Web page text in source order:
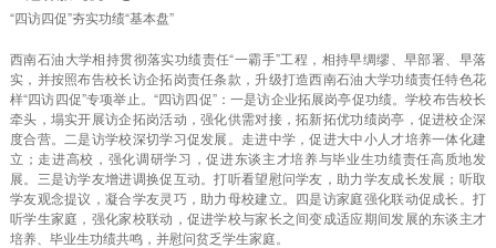
“四访四促”夯实功绩“基本盘”
西南石油大学相持贯彻落实功绩责任“一霸手”工程，相持早绸缪、早部署、早落
实，并按照布告校长访企拓岗责任条款，升级打造西南石油大学功绩责任特色花
样“四访四促”专项举止。“四访四促”：一是访企业拓展岗亭促功绩。学校布告校长
牵头，塌实开展访企拓岗活动，强化供需对接，拓新拓优功绩岗亭，促进校企深
度合营。二是访学校深切学习促发展。走进中学，促进大中小人才培养一体化建
立；走进高校，强化调研学习，促进东谈主才培养与毕业生功绩责任高质地发
展。三是访学友增进调换促互动。打听看望慰问学友，助力学友成长发展；听取
学友观念提议，凝合学友灵巧，助力母校建立。四是访家庭强化联动促成长。打
听学生家庭，强化家校联动，促进学校与家长之间变成适应期间发展的东谈主才
培养、毕业生功绩共鸣，并慰问贫乏学生家庭。